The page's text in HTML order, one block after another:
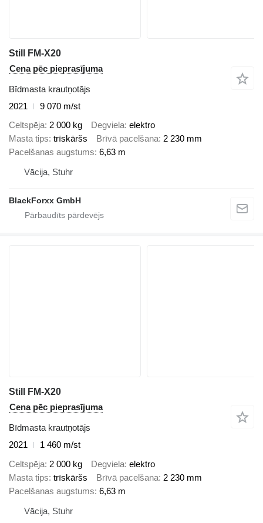
Still FM-X20
Cena pēc pieprasījuma
Bīdmasta krautņotājs
2021
9 070 m/st
Celtspēja 2 000 kg Degviela elektro
Masta tips trīskāršs Brīvā pacelšana 2 230 mm
Pacelšanas augstums 6,63 m
Vācija, Stuhr
BlackForxx GmbH
Still FM-X20
Cena pēc pieprasījuma
Bīdmasta krautņotājs
2021
1 460 m/st
Celtspēja 2 000 kg Degviela elektro
Masta tips trīskāršs Brīvā pacelšana 2 230 mm
Pacelšanas augstums 6,63 m
Vācija, Stuhr